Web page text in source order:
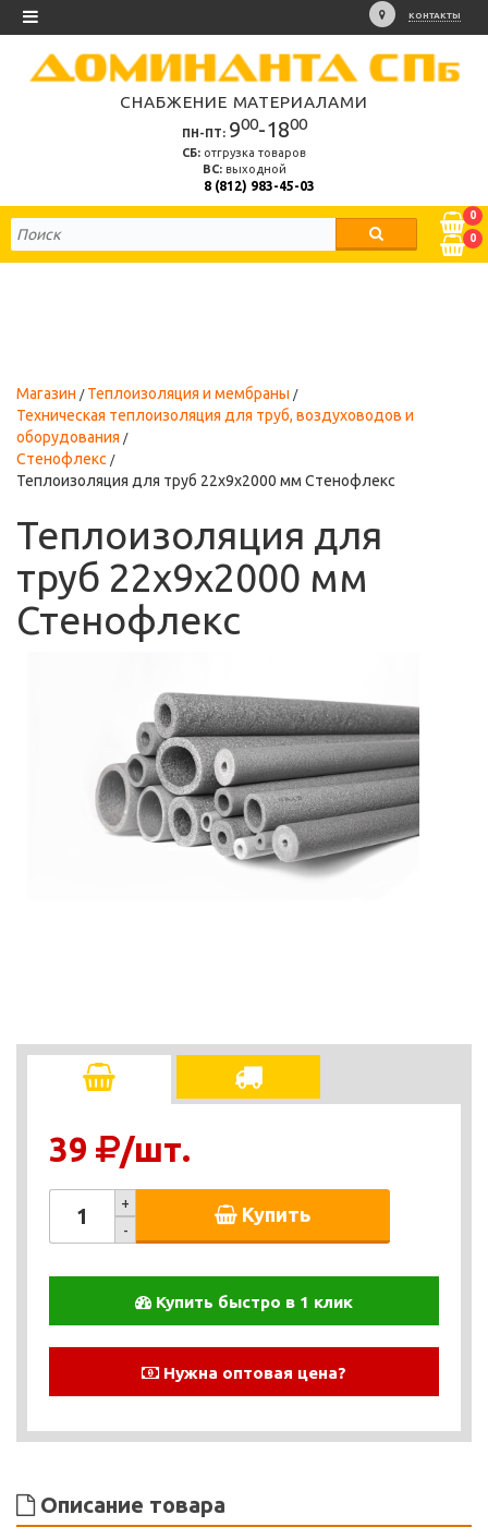
КОНТАКТЫ
СНАБЖЕНИЕ МАТЕРИАЛАМИ
ПН-ПТ: 900-1800
СБ: отгрузка товаров
ВС:выходной
8 (812) 983-45-03
0
0
Магазин
Теплоизоляция и мембраны
Техническая теплоизоляция для труб, воздуховодов и
оборудования
Стенофлекс
Теплоизоляция для труб 22х9х2000 мм Стенофлекс
Теплоизоляция для
труб 22х9х2000 мм
Стенофлекс
39 /шт.
+
-
Купить
Купить быстро в 1 клик
Нужна оптовая цена?
Описание товара